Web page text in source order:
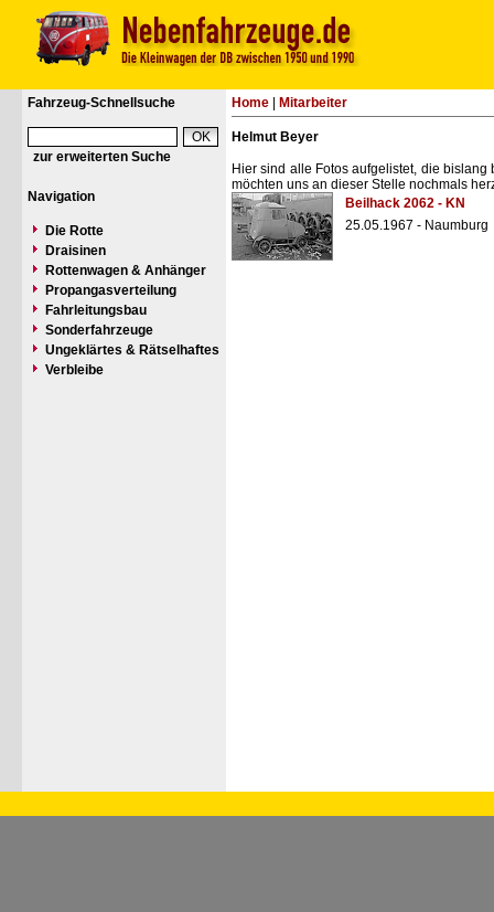
Fahrzeug-Schnellsuche
zur erweiterten Suche
Navigation
Die Rotte
Draisinen
Rottenwagen & Anhänger
Propangasverteilung
Fahrleitungsbau
Sonderfahrzeuge
Ungeklärtes & Rätselhaftes
Verbleibe
Home Mitarbeiter
Helmut Beyer
Hier sind alle Fotos aufgelistet, die
möchten uns an dieser Stelle nochmals
Beilhack 2062 - KN
25.05.1967 - Naumburg